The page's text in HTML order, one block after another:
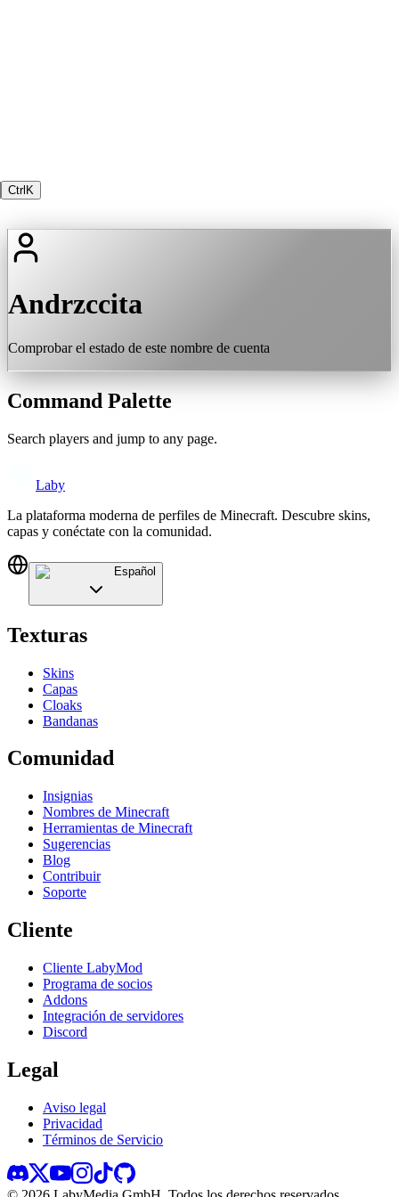
Ctrl K
Andrzccita
Comprobar el estado de este nombre de cuenta
Command Palette
Search players and jump to any page.
Laby
La plataforma moderna de perfiles de Minecraft. Descubre skins,
capas y conéctate con la comunidad.
Español
Texturas
Skins
Capas
Cloaks
Bandanas
Comunidad
Insignias
Nombres de Minecraft
Herramientas de Minecraft
Sugerencias
Blog
Contribuir
Soporte
Cliente
Cliente LabyMod
Programa de socios
Addons
Integración de servidores
Discord
Legal
Aviso legal
Privacidad
Términos de Servicio